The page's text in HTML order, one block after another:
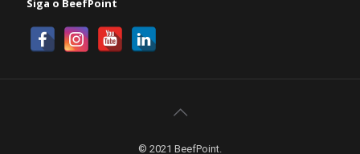
Siga o BeefPoint
© 2021 BeefPoint.